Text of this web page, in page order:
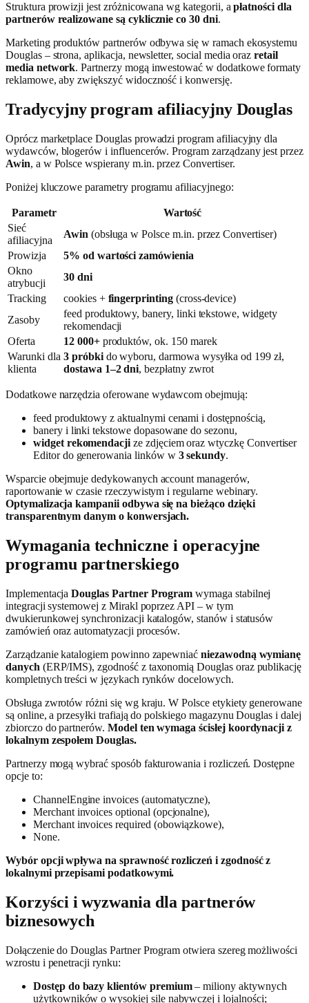
Struktura prowizji jest zróżnicowana wg kategorii, apłatności dla
partnerów realizowane są cyklicznie co 30 dni.
Marketing produktów partnerów odbywa się w ramach ekosystemu
Douglas – strona, aplikacja, newsletter, social media orazretail
media network. Partnerzy mogą inwestować w dodatkowe formaty
reklamowe, aby zwiększyć widoczność i konwersję.
Tradycyjny program afiliacyjny Douglas
Oprócz marketplace Douglas prowadzi program afiliacyjny dla
wydawców, blogerów i influencerów. Program zarządzany jest przez
Awin, a w Polsce wspierany m.in. przez Convertiser.
Poniżej kluczowe parametry programu afiliacyjnego:
Parametr
Wartość
Sieć
afiliacyjna
Awin (obsługa w Polsce m.in. przez Convertiser)
Prowizja
5% od wartości zamówienia
Okno
atrybucji
30 dni
Tracking
cookies + fingerprinting(cross-device)
Zasoby
feed produktowy, banery, linki tekstowe, widgety
rekomendacji
Oferta
12 000+produktów, ok. 150 marek
Warunki dla
klienta
3 próbkido wyboru, darmowa wysyłka od 199 zł,
dostawa 1–2 dni, bezpłatny zwrot
Dodatkowe narzędzia oferowane wydawcom obejmują:
feed produktowy z aktualnymi cenami i dostępnością,
banery i linki tekstowe dopasowane do sezonu,
widget rekomendacji ze zdjęciem oraz wtyczkę Convertiser
Editor do generowania linków w 3 sekundy.
Wsparcie obejmuje dedykowanych account managerów,
raportowanie w czasie rzeczywistym i regularne webinary.
Optymalizacja kampanii odbywa się na bieżąco dzięki
transparentnym danym o konwersjach.
Wymagania techniczne i operacyjne
programu partnerskiego
ImplementacjaDouglas Partner Program wymaga stabilnej
integracji systemowej z Mirakl poprzez API – w tym
dwukierunkowej synchronizacji katalogów, stanów i statusów
zamówień oraz automatyzacji procesów.
Zarządzanie katalogiem powinno zapewniaćniezawodną wymianę
danych (ERP/IMS), zgodność z taxonomią Douglas oraz publikację
kompletnych treści w językach rynków docelowych.
Obsługa zwrotów różni się wg kraju. W Polsce etykiety generowane
są online, a przesyłki trafiają do polskiego magazynu Douglas i dalej
zbiorczo do partnerów. Model ten wymaga ścisłej koordynacji z
lokalnym zespołem Douglas.
Partnerzy mogą wybrać sposób fakturowania i rozliczeń. Dostępne
opcje to:
ChannelEngine invoices (automatyczne),
Merchant invoices optional (opcjonalne),
Merchant invoices required (obowiązkowe),
None.
Wybór opcji wpływa na sprawność rozliczeń i zgodność z
lokalnymi przepisami podatkowymi.
Korzyści i wyzwania dla partnerów
biznesowych
Dołączenie do Douglas Partner Program otwiera szereg możliwości
wzrostu i penetracji rynku:
Dostęp do bazy klientów premium– miliony aktywnych
użytkowników o wysokiej sile nabywczej i lojalności;